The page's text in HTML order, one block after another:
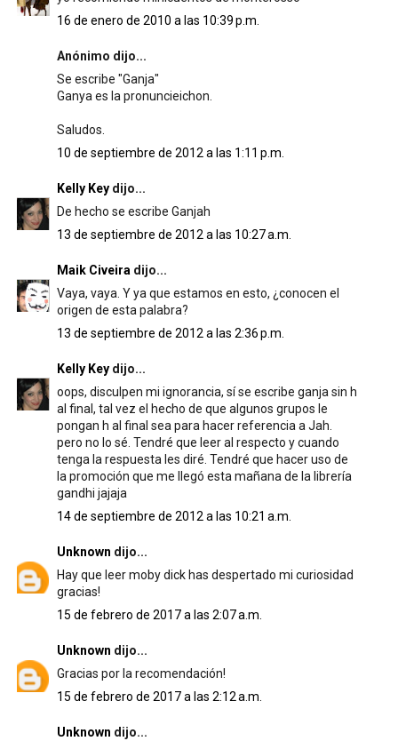
16 de enero de 2010 a las 10:39 p.m.
Anónimo dijo...
Se escribe "Ganja"
Ganya es la pronuncieichon.
Saludos.
10 de septiembre de 2012 a las 1:11 p.m.
Kelly Keydijo...
De hecho se escribe Ganjah
13 de septiembre de 2012 a las 10:27 a.m.
Maik Civeira dijo...
Vaya, vaya. Y ya que estamos en esto, ¿conocen el
origen de esta palabra?
13 de septiembre de 2012 a las 2:36 p.m.
Kelly Keydijo...
oops, disculpen mi ignorancia, sí se escribe ganja sin h
al final, tal vez el hecho de que algunos grupos le
pongan h al final sea para hacer referencia a Jah.
pero no lo sé. Tendré que leer al respecto y cuando
tenga la respuesta les diré. Tendré que hacer uso de
la promoción que me llegó esta mañana de la librería
gandhi jajaja
14 de septiembre de 2012 a las 10:21 a.m.
Unknown dijo...
Hay que leer moby dick has despertado mi curiosidad
gracias!
15 de febrero de 2017 a las 2:07 a.m.
Unknown dijo...
Gracias por la recomendación!
15 de febrero de 2017 a las 2:12 a.m.
Unknown dijo...